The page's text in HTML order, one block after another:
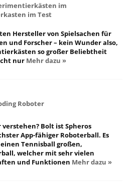
im
im Test
Hersteller von Spielsachen für
und Forscher – kein Wunder also,
so großer Beliebtheit
nur Mehr dazu »
Roboter
Bolt ist Spheros
App-fähiger Roboterball. Es
Tennisball großen,
welcher mit sehr vielen
und Funktionen Mehr dazu »